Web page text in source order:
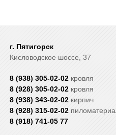
г. Пятигорск
Кисловодское шоссе, 37
8 (938) 305-02-02 кровля
8 (928) 305-02-02 кровля
8 (938) 343-02-02 кирпич
8 (928) 315-02-02
8 (918) 741-05 77